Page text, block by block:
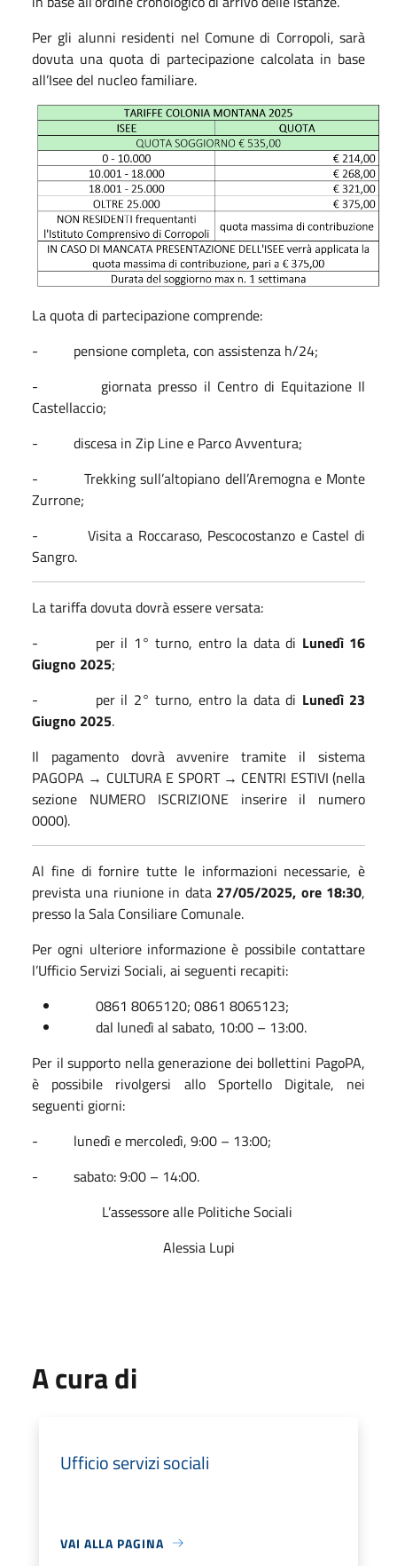
Per gli alunni residenti nel Comune di Corropoli, sarà
dovuta una quota di partecipazione calcolata in base
all’Isee del nucleo familiare.
La quota di partecipazione comprende:
- pensione completa, con assistenza h/24;
- giornata presso il Centro di Equitazione Il
Castellaccio;
- discesa in Zip Line e Parco Avventura;
- Trekking sull’altopiano dell’Aremogna e Monte
Zurrone;
- Visita a Roccaraso, Pescocostanzo e Castel di
Sangro.
La tariffa dovuta dovrà essere versata:
- per il 1° turno, entro la data di Lunedì 16
Giugno 2025;
- per il 2° turno, entro la data di Lunedì 23
Giugno 2025.
Il pagamento dovrà avvenire tramite il sistema
PAGOPA → CULTURA E SPORT → CENTRI ESTIVI (nella
sezione NUMERO ISCRIZIONE inserire il numero
0000).
Al fine di fornire tutte le informazioni necessarie, è
prevista una riunione in data 27/05/2025, ore 18:30,
presso la Sala Consiliare Comunale.
Per ogni ulteriore informazione è possibile contattare
l’Ufficio Servizi Sociali, ai seguenti recapiti:
0861 8065120; 0861 8065123;
dal lunedì al sabato, 10:00 – 13:00.
Per il supporto nella generazione dei bollettini PagoPA,
è possibile rivolgersi allo Sportello Digitale, nei
seguenti giorni:
- lunedì e mercoledì, 9:00 – 13:00;
- sabato: 9:00 – 14:00.
L’assessore alle Politiche Sociali
Alessia Lupi
A cura di
Ufficio servizi sociali
VAI ALLA PAGINA